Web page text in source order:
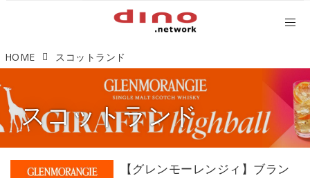
HOME スコットランド
スコットランド
【グレンモーレンジィ】ブラン